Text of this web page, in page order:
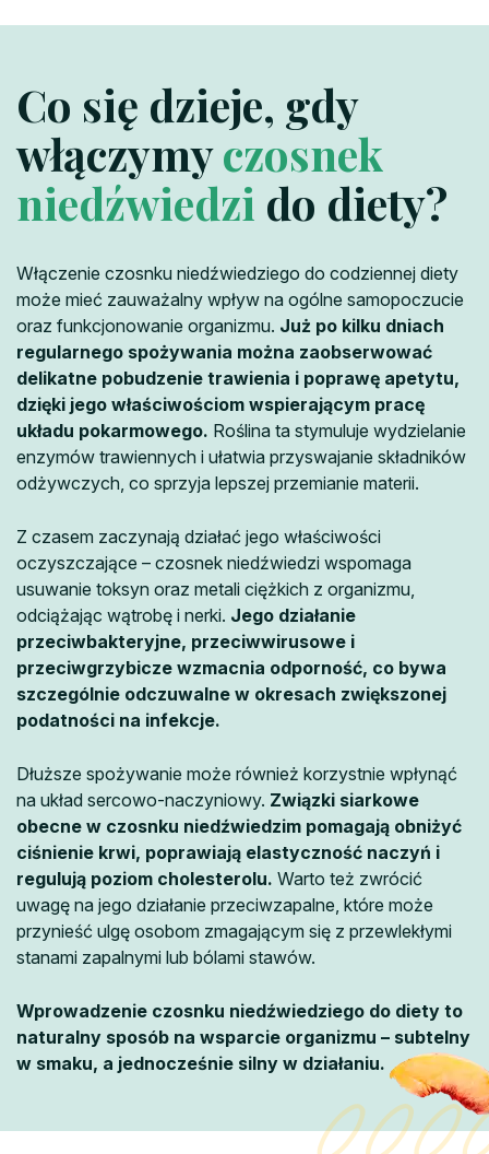
Co się dzieje, gdy
włączymyczosnek
niedźwiedzi do diety?
Włączenie czosnku niedźwiedziego do codziennej diety
może mieć zauważalny wpływ na ogólne samopoczucie
oraz funkcjonowanie organizmu. Już po kilku dniach
regularnego spożywania można zaobserwować
delikatne pobudzenie trawienia i poprawę apetytu,
dzięki jego właściwościom wspierającym pracę
układu pokarmowego. Roślina ta stymuluje wydzielanie
enzymów trawiennych i ułatwia przyswajanie składników
odżywczych, co sprzyja lepszej przemianie materii.
Z czasem zaczynają działać jego właściwości
oczyszczające – czosnek niedźwiedzi wspomaga
usuwanie toksyn oraz metali ciężkich z organizmu,
odciążając wątrobę i nerki. Jego działanie
przeciwbakteryjne, przeciwwirusowe i
przeciwgrzybicze wzmacnia odporność, co bywa
szczególnie odczuwalne w okresach zwiększonej
podatności na infekcje.
Dłuższe spożywanie może również korzystnie wpłynąć
na układ sercowo-naczyniowy. Związki siarkowe
obecne w czosnku niedźwiedzim pomagają obniżyć
ciśnienie krwi, poprawiają elastyczność naczyń i
regulują poziom cholesterolu. Warto też zwrócić
uwagę na jego działanie przeciwzapalne, które może
przynieść ulgę osobom zmagającym się z przewlekłymi
stanami zapalnymi lub bólami stawów.
Wprowadzenie czosnku niedźwiedziego do diety to
naturalny sposób na wsparcie organizmu – subtelny
w smaku, a jednocześnie silny w działaniu.